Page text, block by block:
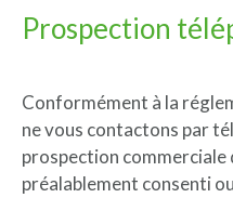
Prospection
Conformément à la
ne vous contactons par
prospection commerciale
préalablement consenti